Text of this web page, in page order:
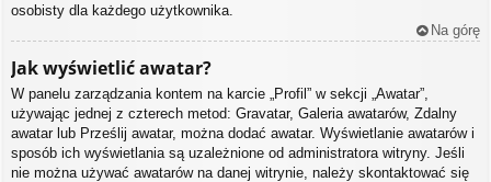
osobisty dla każdego użytkownika.
Na górę
Jak wyświetlić awatar?
W panelu zarządzania kontem na karcie „Profil” w sekcji „Awatar”,
używając jednej z czterech metod: Gravatar, Galeria awatarów, Zdalny
awatar lub Prześlij awatar, można dodać awatar. Wyświetlanie awatarów i
sposób ich wyświetlania są uzależnione od administratora witryny. Jeśli
nie można używać awatarów na danej witrynie, należy skontaktować się